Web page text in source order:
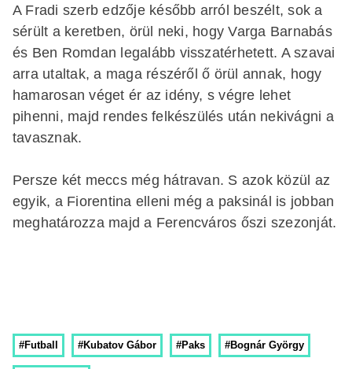
A Fradi szerb edzője később arról beszélt, sok a
sérült a keretben, örül neki, hogy Varga Barnabás
és Ben Romdan legalább visszatérhetett. A szavai
arra utaltak, a maga részéről ő örül annak, hogy
hamarosan véget ér az idény, s végre lehet
pihenni, majd rendes felkészülés után nekivágni a
tavasznak.
Persze két meccs még hátravan. S azok közül az
egyik, a Fiorentina elleni még a paksinál is jobban
meghatározza majd a Ferencváros őszi szezonját.
#Futball #Kubatov Gábor #Paks #Bognár György